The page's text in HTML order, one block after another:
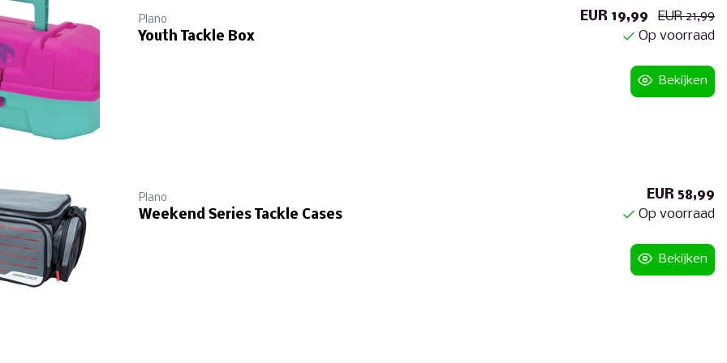
Plano
Youth Tackle Box
EUR 19,99
EUR 21,99
Op voorraad
Bekijken
Plano
Weekend Series Tackle Cases
EUR 58,99
Op voorraad
Bekijken